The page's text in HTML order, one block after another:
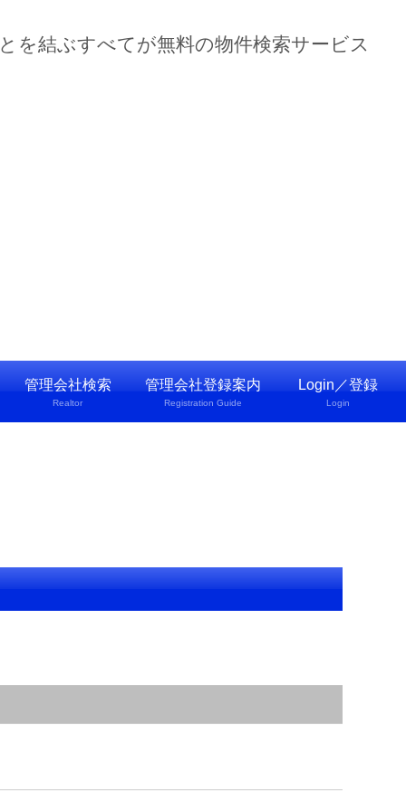
を結ぶすべてが無料の物件検索サービス
管理会社検索
Realtor
管理会社登録案内
Registration Guide
Login／登録
Login